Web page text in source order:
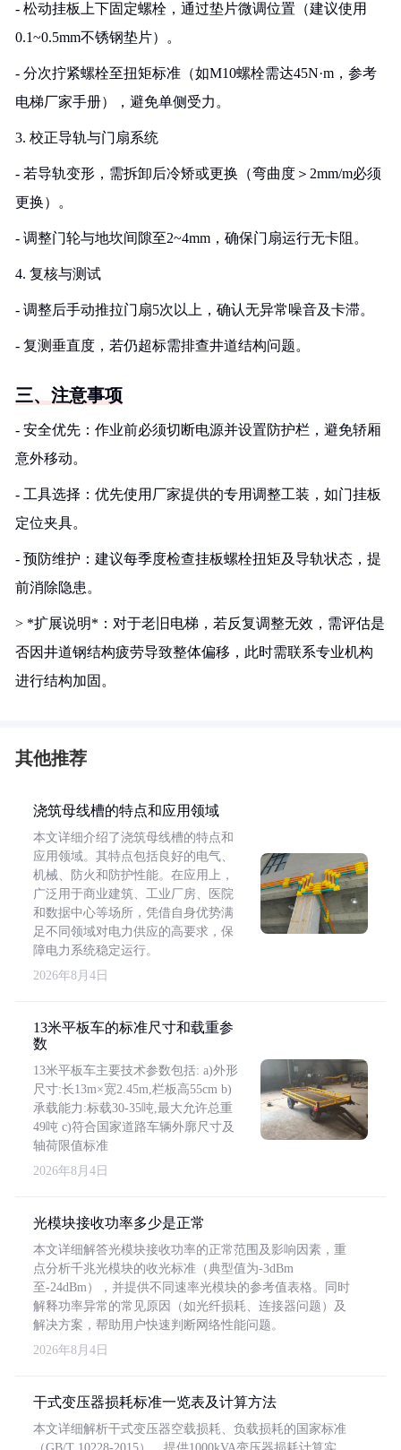
- 松动挂板上下固定螺栓，通过垫片微调位置（建议使用
0.1~0.5mm不锈钢垫片）。
- 分次拧紧螺栓至扭矩标准（如M10螺栓需达45N·m，参考
电梯厂家手册），避免单侧受力。
3. 校正导轨与门扇系统
- 若导轨变形，需拆卸后冷矫或更换（弯曲度＞2mm/m必须
更换）。
- 调整门轮与地坎间隙至2~4mm，确保门扇运行无卡阻。
4. 复核与测试
- 调整后手动推拉门扇5次以上，确认无异常噪音及卡滞。
- 复测垂直度，若仍超标需排查井道结构问题。
三、注意事项
- 安全优先：作业前必须切断电源并设置防护栏，避免轿厢
意外移动。
- 工具选择：优先使用厂家提供的专用调整工装，如门挂板
定位夹具。
- 预防维护：建议每季度检查挂板螺栓扭矩及导轨状态，提
前消除隐患。
> *扩展说明*：对于老旧电梯，若反复调整无效，需评估是
否因井道钢结构疲劳导致整体偏移，此时需联系专业机构
进行结构加固。
其他推荐
浇筑母线槽的特点和应用领域
本文详细介绍了浇筑母线槽的特点和
应用领域。其特点包括良好的电气、
机械、防火和防护性能。在应用上，
广泛用于商业建筑、工业厂房、医院
和数据中心等场所，凭借自身优势满
足不同领域对电力供应的高要求，保
障电力系统稳定运行。
2026年8月4日
13米平板车的标准尺寸和载重参
数
13米平板车主要技术参数包括: a)外形
尺寸:长13m×宽2.45m,栏板高55cm b)
承载能力:标载30-35吨,最大允许总重
49吨 c)符合国家道路车辆外廓尺寸及
轴荷限值标准
2026年8月4日
光模块接收功率多少是正常
本文详细解答光模块接收功率的正常范围及影响因素，重
点分析千兆光模块的收光标准（典型值为-3dBm
至-24dBm），并提供不同速率光模块的参考值表格。同时
解释功率异常的常见原因（如光纤损耗、连接器问题）及
解决方案，帮助用户快速判断网络性能问题。
2026年8月4日
干式变压器损耗标准一览表及计算方法
本文详细解析干式变压器空载损耗、负载损耗的国家标准